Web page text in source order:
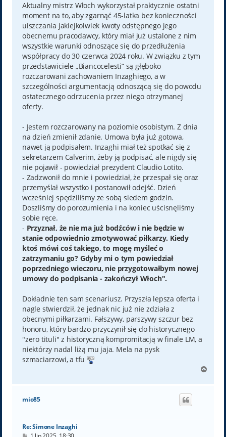
Aktualny mistrz Włoch wykorzystał praktycznie ostatni
moment na to, aby zgarnąć 45-latka bez konieczności
uiszczania jakiejkolwiek kwoty odstępnego jego
obecnemu pracodawcy, który miał już ustalone z nim
wszystkie warunki odnoszące się do przedłużenia
współpracy do 30 czerwca 2024 roku. W związku z tym
przedstawiciele „Biancocelesti” są głęboko
rozczarowani zachowaniem Inzaghiego, a w
szczególności argumentacją odnoszącą się do powodu
ostatecznego odrzucenia przez niego otrzymanej
oferty.
- Jestem rozczarowany na poziomie osobistym. Z dnia
na dzień zmienił zdanie. Umowa była już gotowa,
nawet ją podpisałem. Inzaghi miał też spotkać się z
sekretarzem Calverim, żeby ją podpisać, ale nigdy się
nie pojawił - powiedział prezydent Claudio Lotito.
- Zadzwonił do mnie i powiedział, że przespał się oraz
przemyślał wszystko i postanowił odejść. Dzień
wcześniej spędziliśmy ze sobą siedem godzin.
Doszliśmy do porozumienia i na koniec uścisnęliśmy
sobie ręce.
- Przyznał, że nie ma już bodźców i nie będzie w
stanie odpowiednio zmotywować piłkarzy. Kiedy
ktoś mówi coś takiego, to mogę myśleć o
zatrzymaniu go? Gdyby mi o tym powiedział
poprzedniego wieczoru, nie przygotowałbym nowej
umowy do podpisania - zakończył Włoch".
Dokładnie ten sam scenariusz. Przyszła lepsza oferta i
nagle stwierdził, że jednak nic już nie zdziała z
obecnymi piłkarzami. Fałszywy, parszywy szczur bez
honoru, który bardzo przyczynił się do historycznego
"zero tituli" z historyczną kompromitacją w finale LM, a
niektórzy nadal liżą mu jaja. Mela na pysk
szmaciarzowi, a tfu
g
mio85
Re: Simone Inzaghi
P